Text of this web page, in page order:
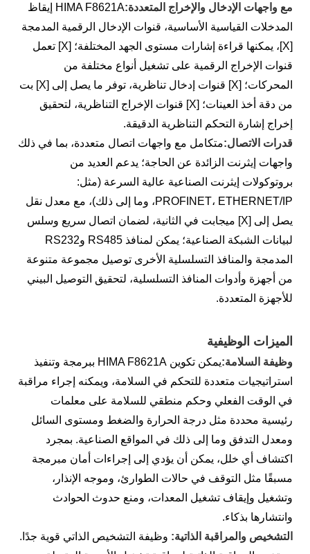
مع واجهات الإدخال والإخراج المتعددة:
HIMA F8621A إيقاظ
المدخلات القياسية الأساسية، قنوات الإدخال الرقمية المدمجة
[X]، يمكنها قراءة إشارات مستوى الجهد المختلفة؛ [X] تعمل
قنوات الإخراج الرقمية على تشغيل أنواع مختلفة من
المحركات؛ [X] قنوات إدخال تناظرية، توفر ما يصل إلى [X] بت
من دقة أخذ العينات؛ [X] قنوات الإخراج التناظرية، لتحقيق
إخراج إشارة التحكم التناظرية الدقيقة.
قدرات الاتصال:متكامل مع واجهات اتصال متعددة، بما في ذلك
واجهات إيثرنت الزائدة عن الحاجة؛ يدعم العديد من
بروتوكولات إيثرنت الصناعية عالية السرعة (مثل:
PROFINET، ETHERNET/IP، وما إلى ذلك)، مع معدل نقل
يصل إلى [X] ميجابت في الثانية، لضمان اتصال سريع وسلس
لبيانات الشبكة الصناعية؛ يمكن لمنافذ RS485 وRS232
المدمجة والمنافذ التسلسلية الأخرى توصيل مجموعة متنوعة
من أجهزة وأدوات المنافذ التسلسلية، لتحقيق التوصيل البيني
للأجهزة المتعددة.
الميزات الوظيفية
وظيفة السلامة:
يمكن تكوين HIMA F8621A ببرمجة وتنفيذ
استراتيجيات متعددة للتحكم في السلامة، ويمكنه إجراء مراقبة
في الوقت الفعلي وحكم منطقي للسلامة على معلمات
رئيسية محددة مثل درجة الحرارة والضغط ومستوى السائل
ومعدل التدفق وما إلى ذلك في المواقع الصناعية. بمجرد
اكتشاف أي خلل، يمكن أن يؤدي إلى إجراءات أمان مبرمجة
مسبقًا مثل التوقف في حالات الطوارئ، وموجه الإنذار،
وتشغيل وإيقاف تشغيل المعدات، ومنع حدوث الحوادث
وانتشارها بذكاء.
التشخيص والمراقبة الذاتية: وظيفة التشخيص الذاتي قوية جدًا.